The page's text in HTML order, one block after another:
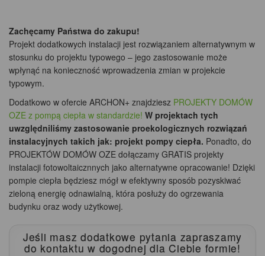
Zachęcamy Państwa do zakupu!
Projekt dodatkowych instalacji jest rozwiązaniem alternatywnym w
stosunku do projektu typowego – jego zastosowanie może
wpłynąć na konieczność wprowadzenia zmian w projekcie
typowym.
Dodatkowo w ofercie ARCHON+ znajdziesz PROJEKTY DOMÓW
OZE z pompą ciepła w standardzie! W projektach tych
uwzględniliśmy zastosowanie proekologicznych rozwiązań
instalacyjnych takich jak: projekt pompy ciepła. Ponadto, do
PROJEKTÓW DOMÓW OZE dołączamy GRATIS projekty
instalacji fotowoltaicznnych jako alternatywne opracowanie! Dzięki
pompie ciepła będziesz mógł w efektywny sposób pozyskiwać
zieloną energię odnawialną, która posłuży do ogrzewania
budynku oraz wody użytkowej.
Jeśli masz dodatkowe pytania zapraszamy
do kontaktuw dogodnej dla Ciebie formie!